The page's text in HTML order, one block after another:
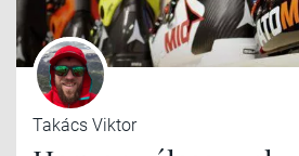
Takács Viktor